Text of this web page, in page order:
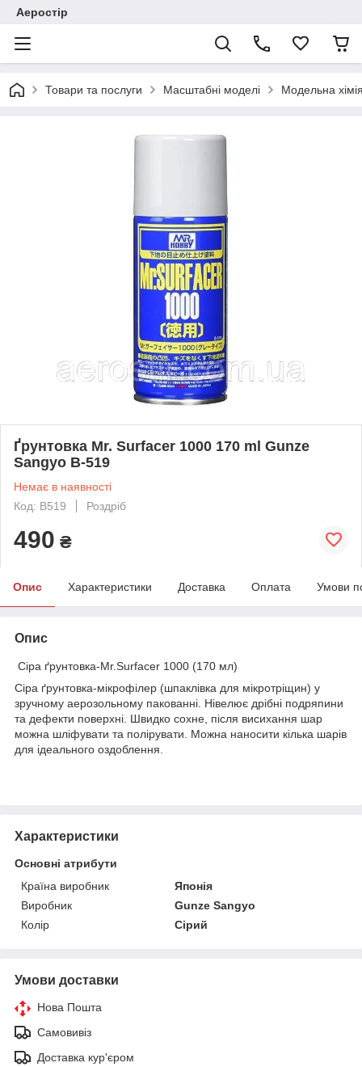
Аеростір
Товари та послуги Масштабні моделі Модельна
Ґрунтовка Mr. Surfacer 1000 170 ml Gunze
Sangyo B-519
Немає в наявності
Код: B519
Роздріб
490 ₴
Опис Характеристики Доставка Оплата Умови
Опис
Сіра ґрунтовка-Mr.Surfacer 1000 (170 мл)
Сіра ґрунтовка-мікрофілер (шпаклівка для мікротріщин) у
зручному аерозольному пакованні. Нівелює дрібні подряпини
та дефекти поверхні. Швидко сохне, після висихання шар
можна шліфувати та полірувати. Можна наносити кілька шарів
для ідеального оздоблення.
Характеристики
Основні атрибути
Країна виробник
Японія
Виробник
Gunze Sangyo
Колір
Сірий
Умови доставки
Нова Пошта
Самовивіз
Доставка кур'єром